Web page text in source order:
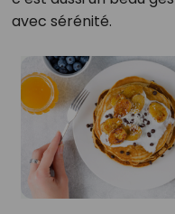
avec sérénité.